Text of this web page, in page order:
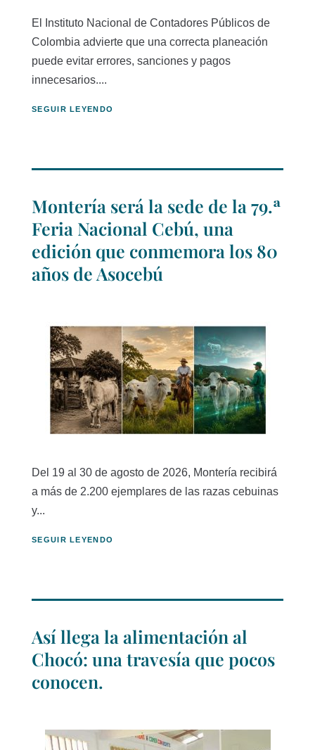
El Instituto Nacional de Contadores Públicos de
Colombia advierte que una correcta planeación
puede evitar errores, sanciones y pagos
innecesarios....
SEGUIR LEYENDO
Montería será la sede de la 79.ª
Feria Nacional Cebú, una
edición que conmemora los 80
años de Asocebú
Del 19 al 30 de agosto de 2026, Montería recibirá
a más de 2.200 ejemplares de las razas cebuinas
y...
SEGUIR LEYENDO
Así llega la alimentación al
Chocó: una travesía que pocos
conocen.